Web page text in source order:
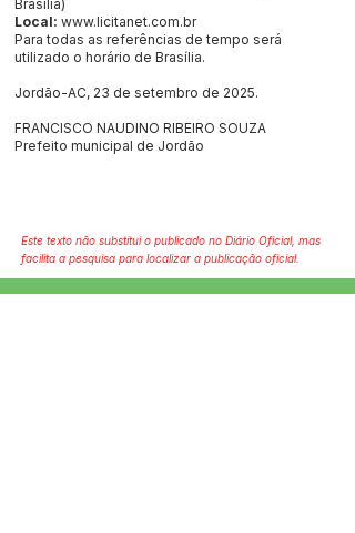
Brasília)
Local: www.licitanet.com.br
Para todas as referências de tempo será
utilizado o horário de Brasília.
Jordão-AC, 23 de setembro de 2025.
FRANCISCO NAUDINO RIBEIRO SOUZA
Prefeito municipal de Jordão
Este texto não substitui o publicado no Diário Oficial, mas
facilita a pesquisa para localizar a publicação oficial.